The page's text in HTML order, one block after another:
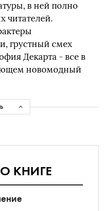
в ней полно
читателей.
грустный смех
Декарта - все в
новомодный
КНИГЕ